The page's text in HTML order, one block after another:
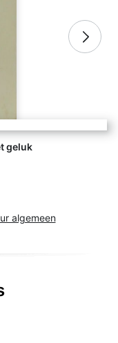
geluk
algemeen